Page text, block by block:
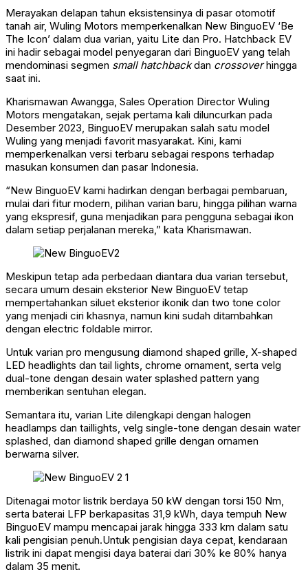
Merayakan delapan tahun eksistensinya di pasar otomotif
tanah air, Wuling Motors memperkenalkan New BinguoEV ‘Be
The Icon’ dalam dua varian, yaitu Lite dan Pro. Hatchback EV
ini hadir sebagai model penyegaran dari BinguoEV yang telah
mendominasi segmen small hatchbackdan crossoverhingga
saat ini.
Kharismawan Awangga, Sales Operation Director Wuling
Motors mengatakan, sejak pertama kali diluncurkan pada
Desember 2023, BinguoEV merupakan salah satu model
Wuling yang menjadi favorit masyarakat. Kini, kami
memperkenalkan versi terbaru sebagai respons terhadap
masukan konsumen dan pasar Indonesia.
“New BinguoEV kami hadirkan dengan berbagai pembaruan,
mulai dari fitur modern, pilihan varian baru, hingga pilihan warna
yang ekspresif, guna menjadikan para pengguna sebagai ikon
dalam setiap perjalanan mereka,” kata Kharismawan.
Meskipun tetap ada perbedaan diantara dua varian tersebut,
secara umum desain eksterior New BinguoEV tetap
mempertahankan siluet eksterior ikonik dan two tone color
yang menjadi ciri khasnya, namun kini sudah ditambahkan
dengan electric foldable mirror.
Untuk varian pro mengusung diamond shaped grille, X-shaped
LED headlights dan tail lights, chrome ornament, serta velg
dual-tone dengan desain water splashed pattern yang
memberikan sentuhan elegan.
Semantara itu, varian Lite dilengkapi dengan halogen
headlamps dan taillights, velg single-tone dengan desain water
splashed, dan diamond shaped grille dengan ornamen
berwarna silver.
Ditenagai motor listrik berdaya 50 kW dengan torsi 150 Nm,
serta baterai LFP berkapasitas 31,9 kWh, daya tempuh New
BinguoEV mampu mencapai jarak hingga 333 km dalam satu
kali pengisian penuh.Untuk pengisian daya cepat, kendaraan
listrik ini dapat mengisi daya baterai dari 30% ke 80% hanya
dalam 35 menit.